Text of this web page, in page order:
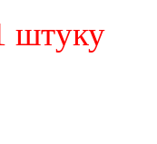
штуку